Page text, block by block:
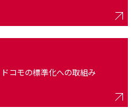
ドコモの標準化への取組み